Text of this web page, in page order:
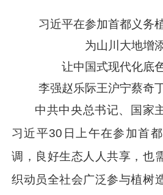
习近平在参加首都义务
为山川大地增
让中国式现代化底
李强赵乐际王沪宁蔡奇
中共中央总书记、国家
习近平30日上午在参加首
调，良好生态人人共享，也
织动员全社会广泛参与植树